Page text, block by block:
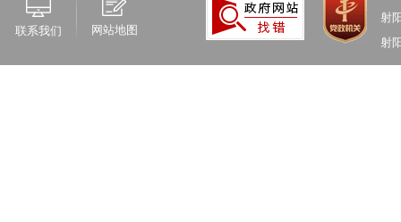
联系我们 网站地图
射
射